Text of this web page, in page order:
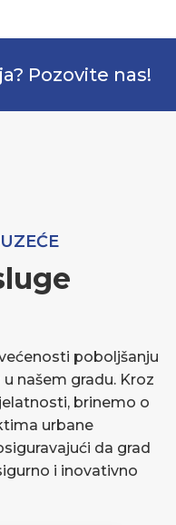
Pozovite nas!
poboljšanju
našem gradu. Kroz
brinemo o
urbane
da grad
i inovativno